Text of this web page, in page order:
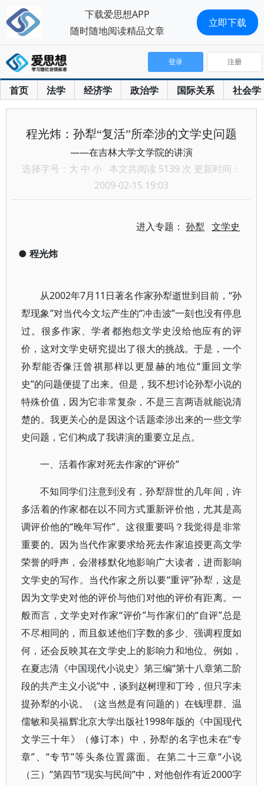
首页 法学 经济学 政治学 国际关系 社会学
登录 注册
程光炜：孙犁“复活”所牵涉的文学史问题
——在吉林大学文学院的讲演
选择字号： 大 中 小 本文共阅读 5139 次 更新时间：
2009-02-15 19:03
进入专题：孙犁 文学史
● 程光炜
从2002年7月11日著名作家孙犁逝世到目前，“孙
犁现象”对当代今文坛产生的“冲击波”一刻也没有停息
过。很多作家、学者都抱怨文学史没给他应有的评
价，这对文学史研究提出了很大的挑战。于是，一个
孙犁能否像汪曾祺那样以更显赫的地位“重回文学
史”的问题便提了出来。但是，我不想讨论孙犁小说的
特殊价值，因为它非常复杂，不是三言两语就能说清
楚的。我更关心的是因这个话题牵涉出来的一些文学
史问题，它们构成了我讲演的重要立足点。
一、活着作家对死去作家的“评价”
不知同学们注意到没有，孙犁辞世的几年间，许
多活着的作家都在以不同方式重新评价他，尤其是高
调评价他的“晚年写作”。这很重要吗？我觉得是非常
重要的。因为当代作家要求给死去作家追授更高文学
荣誉的呼声，会潜移默化地影响广大读者，进而影响
文学史的写作。当代作家之所以要“重评”孙犁，这是
因为文学史对他的评价与他们对他的评价有距离。一
般而言，文学史对作家“评价”与作家们的“自评”总是
不尽相同的，而且叙述他们字数的多少、强调程度如
何，还会反映其在文学史上的影响力和地位。例如，
在夏志清《中国现代小说史》第三编“第十八章第二阶
段的共产主义小说”中，谈到赵树理和丁玲，但只字未
提孙犁的小说。（这当然是有问题的）在钱理群、温
儒敏和吴福辉北京大学出版社1998年版的《中国现代
文学三十年》（修订本）中，孙犁的名字也未在“专
章”、“专节”等头条位置露面。在第二十三章“小说
（三）”第四节“现实与民间”中，对他创作有近2000字
下载爱思想APP
随时随地阅读精品文章
立即下载